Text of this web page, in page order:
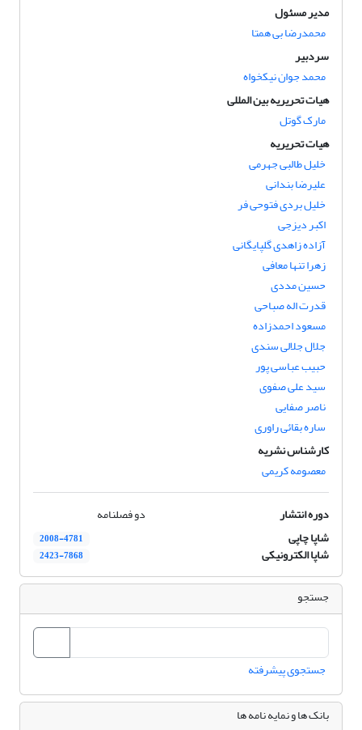
مدیر مسئول
محمدرضا بی همتا
سردبیر
محمد جوان نیکخواه
هیات تحریریه بین المللی
مارک گوتل
هیات تحریریه
خلیل طالبی جهرمی
علیرضا بندانی
خلیل بردی فتوحی فر
اکبر دیزجی
آزاده زاهدی گلپایگانی
زهرا تنها معافی
حسین مددی
قدرت اله صباحی
مسعود احمدزاده
جلال جلالی سندی
حبیب عباسی پور
سید علی صفوی
ناصر صفایی
ساره بقائی راوری
کارشناس نشریه
معصومه کریمی
دوره انتشار
دو فصلنامه
شاپا چاپی
2008-4781
شاپا الکترونیکی 2423-7868
جستجو
جستجوی پیشرفته
بانک ها و نمایه نامه ها